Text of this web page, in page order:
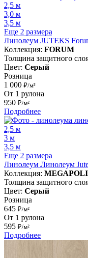
2,5 м
3,0 м
3,5 м
Еще 2 размера
Линолеум JUTEKS
Коллекция: FORUM
Толщина защитного
Цвет: Серый
Розница
1 000 ₽/м²
От 1 рулона
950 ₽/м²
Подробнее
2,5 м
3 м
3,5 м
Еще 2 размера
Линолеум Линолеум
Коллекция:
Толщина защитного
Цвет: Серый
Розница
645 ₽/м²
От 1 рулона
595 ₽/м²
Подробнее